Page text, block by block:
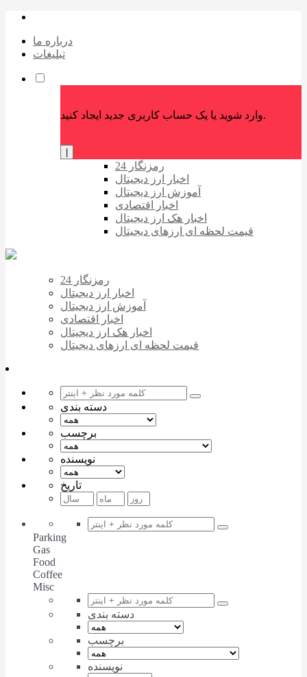
درباره ما
تبلیغات
وارد شوید یا یک حساب کاربری جدید ایجاد کنید.
رمزنگار 24
اخبار ارز دیجیتال
آموزش ارز دیجیتال
اخبار اقتصادی
اخبار هک ارز دیجیتال
قیمت لحظه ای ارزهای دیجیتال
رمزنگار 24
اخبار ارز دیجیتال
آموزش ارز دیجیتال
اخبار اقتصادی
اخبار هک ارز دیجیتال
قیمت لحظه ای ارزهای دیجیتال
دسته بندی
برچسب
نویسنده
تاریخ
Parking
Gas
Food
Coffee
Misc
دسته بندی
برچسب
نویسنده